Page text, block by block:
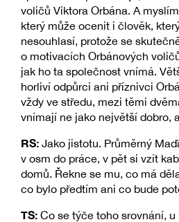
voličů Viktora Orbána. A
který může ocenit i člověk,
nesouhlasí, protože se
o motivacích Orbánových
jak ho ta společnost vnímá.
horliví odpůrci ani příznivci
vždy ve středu, mezi těmi
vnímají ne jako největší dobro,
RS: Jako jistotu. Průměrný
v osm do práce, v pět si vzít
domů. Řekne se mu, co má
co bylo předtím ani co bude
TS: Co se týče toho srovnání,